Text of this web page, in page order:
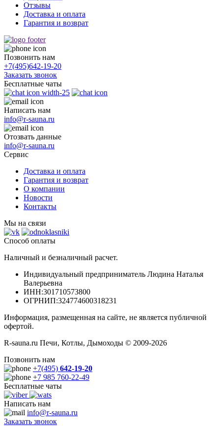
Отзывы
Доставка и оплата
Гарантия и возврат
Позвонить нам
+7(495)642-19-20
Заказать звонок
Бесплатные чаты
Написать нам
info@r-sauna.ru
Отозвать данные
info@r-sauna.ru
Сервис
Доставка и оплата
Гарантия и возврат
О компании
Новости
Контакты
Мы на связи
Способ оплаты
Наличный и безналичный расчет.
Индивидуальный предприниматель Людина Наталья
Валерьевна
ИНН:301710573800
ОГРНИП:324774600318231
Информация, размещенная на сайте, не является публичной
офертой.
R-sauna.ru Печи, Котлы, Дымоходы © 2009-2026
Позвонить нам
+7(495) 642-19-20
+7 985 760-22-49
Бесплатные чаты
Написать нам
info@r-sauna.ru
Заказать звонок